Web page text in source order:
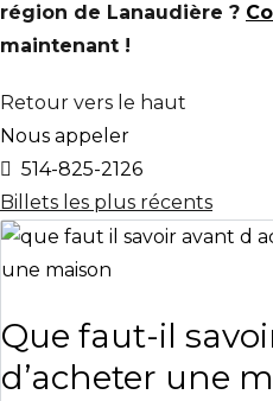
région de Lanaudière ?
maintenant !
Retour vers le haut
Nous appeler
514-825-2126
Billets les plus récents
Que faut-il
d’acheter une